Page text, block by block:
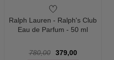
Ralph Lauren - Ralph's Club
Eau de Parfum - 50 ml
780,00
379,00